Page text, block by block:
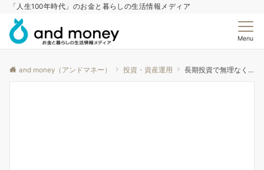
「人生100年時代」のお金と暮らしの生活情報メディア
Menu
and money（アンドマネー） 投資・資産運用 長期投資で無理なく確実に投資しよう